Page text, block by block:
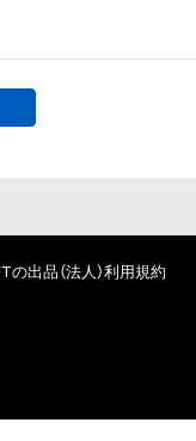
の出品（法人）利用規約